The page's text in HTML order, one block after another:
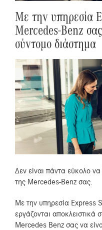
Με την υπηρεσία
Mercedes-Benz
σύντομο διάστημα
Δεν είναι πάντα εύκολο
της Mercedes-Benz σας.
Με την υπηρεσία Express
εργάζονται
Mercedes Benz σας να